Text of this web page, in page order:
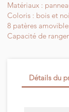
Matériaux :
Coloris : bois et
8 patères
Capacité de
Détails du